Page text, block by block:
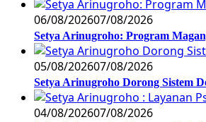
06/08/202607/08/2026
Setya Arinugroho: Program
05/08/202607/08/2026
Setya Arinugroho Dorong Sistem
04/08/202607/08/2026